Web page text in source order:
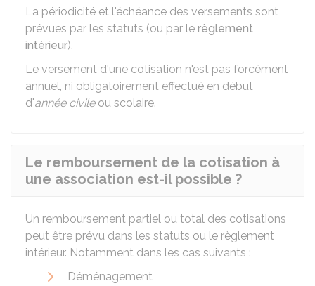
La périodicité et l'échéance des versements sont
prévues par les statuts (ou par le règlement
intérieur).
Le versement d'une cotisation n'est pas forcément
annuel, ni obligatoirement effectué en début
d'année civileou scolaire.
Le remboursement de la cotisation à
une association est-il possible ?
Un remboursement partiel ou total des cotisations
peut être prévu dans les statuts ou le règlement
intérieur. Notamment dans les cas suivants :
Déménagement